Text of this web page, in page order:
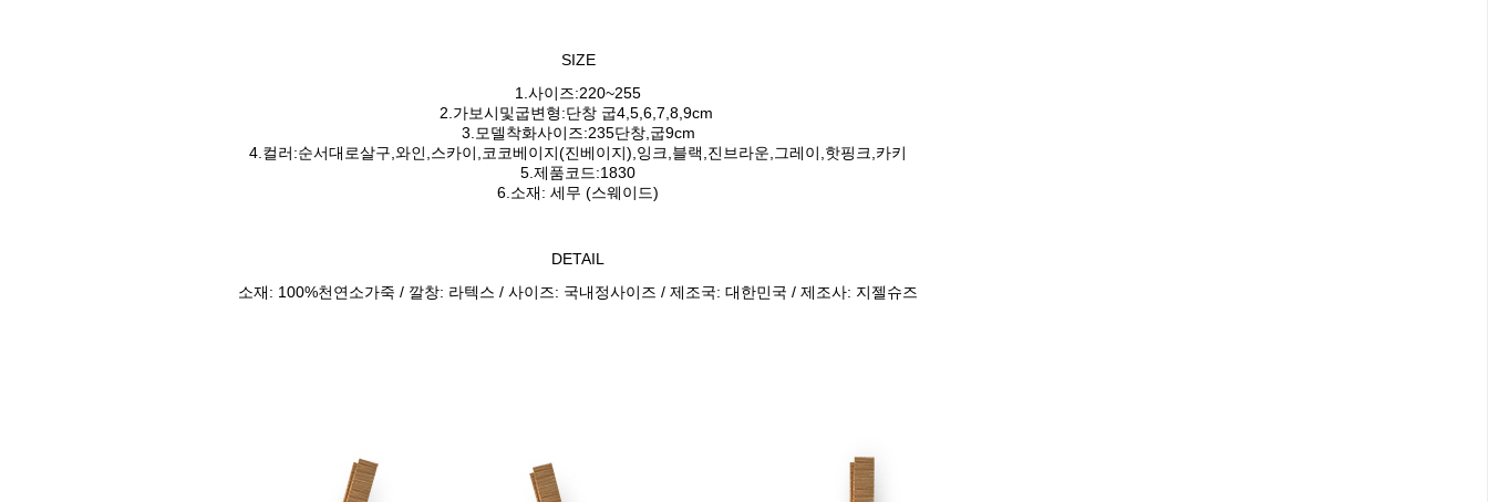
SIZE
1.사이즈:220~255
2.가보시및굽변형:단창 굽4,5,6,7,8,9cm
3.모델착화사이즈:235단창,굽9cm
4.컬러:순서대로살구,와인,스카이,코코베이지(진베이지),잉크,블랙,진브라운,그레이,핫핑크,카키
5.제품코드:1830
6.소재: 세무 (스웨이드)
DETAIL
소재: 100%천연소가죽 / 깔창: 라텍스 / 사이즈: 국내정사이즈 / 제조국: 대한민국 / 제조사: 지젤슈즈